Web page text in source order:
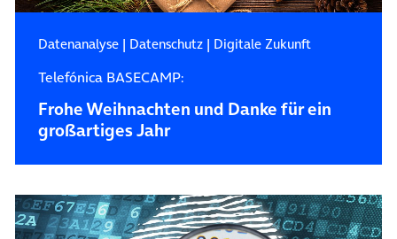
Datenanalyse| Datenschutz| Digitale Zukunft
Telefónica BASECAMP:
Frohe Weihnachten und Danke für ein
großartiges Jahr